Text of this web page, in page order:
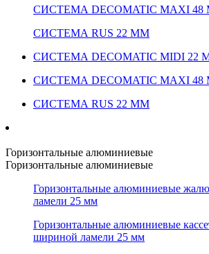
СИСТЕМА DECOMATIC MAXI
СИСТЕМА RUS 22 ММ
СИСТЕМА DECOMATIC MIDI 22
СИСТЕМА DECOMATIC MAXI
СИСТЕМА RUS 22 ММ
Горизонтальные алюминиевые
Горизонтальные алюминиевые
Горизонтальные алюминиевые
ламели 25 мм
Горизонтальные алюминиевые
шириной ламели 25 мм